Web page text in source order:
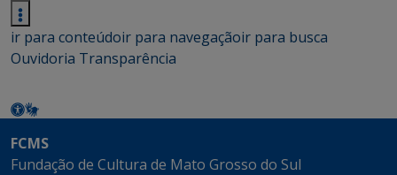
ir para conteúdoir para navegaçãoir para busca
Ouvidoria Transparência
FCMS
Fundação de Cultura de Mato Grosso do Sul